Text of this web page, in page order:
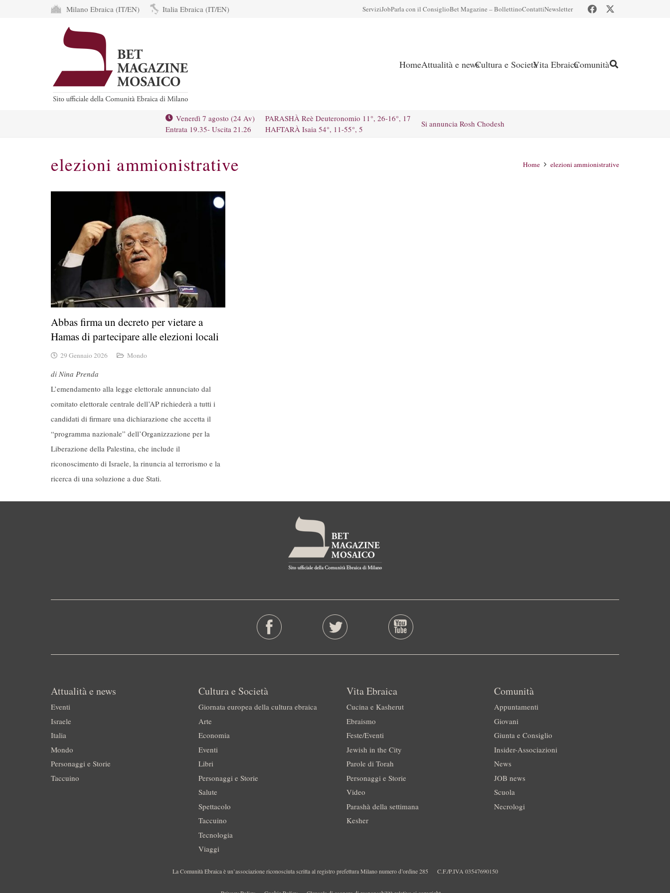
Milano Ebraica (IT/EN) Italia Ebraica (IT/EN) ServiziJobParla con il ConsiglioBet Magazine – BollettinoContattiNewsletter
HomeAttualità e newsCultura e SocietàVita EbraicaComunità
Venerdì 7 agosto (24 Av)
Entrata 19.35- Uscita 21.26
PARASHÀ Reè Deuteronomio 11°, 26-16°, 17
HAFTARÀ Isaia 54°, 11-55°, 5
Si annuncia Rosh Chodesh
elezioni ammionistrative Home elezioni ammionistrative
Abbas firma un decreto per vietare a
Hamas di partecipare alle elezioni locali
29 Gennaio 2026 Mondo
di Nina Prenda
L’emendamento alla legge elettorale annunciato dal
comitato elettorale centrale dell’AP richiederà a tutti i
candidati di firmare una dichiarazione che accetta il
“programma nazionale” dell’Organizzazione per la
Liberazione della Palestina, che include il
riconoscimento di Israele, la rinuncia al terrorismo e la
ricerca di una soluzione a due Stati.
Attualità e news
Eventi
Israele
Italia
Mondo
Personaggi e Storie
Taccuino
Cultura e Società
Giornata europea della cultura ebraica
Arte
Economia
Eventi
Libri
Personaggi e Storie
Salute
Spettacolo
Taccuino
Tecnologia
Viaggi
Vita Ebraica
Cucina e Kasherut
Ebraismo
Feste/Eventi
Jewish in the City
Parole di Torah
Personaggi e Storie
Video
Parashà della settimana
Kesher
Comunità
Appuntamenti
Giovani
Giunta e Consiglio
Insider-Associazioni
News
JOB news
Scuola
Necrologi
La Comunità Ebraica è un’associazione riconosciuta scritta al registro prefettura Milano numero d’ordine 285 C.F./P.IVA 03547690150